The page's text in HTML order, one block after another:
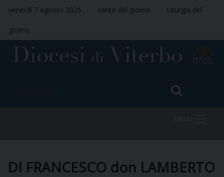
venerdì 7 Agosto 2026 santo del giorno Liturgia del
giorno
DI FRANCESCO don LAMBERTO